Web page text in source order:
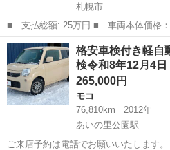
札幌市
■ 支払総額: 25万円 ■ 車両本体価格： 180,000 円 ■ メーカー
名： 日産 ■ 車種名： モコ ■ グ
ＷＤ スマートキー エンジンスター
量： 660c...
北海道 札幌市 モコ
格安車検付き軽
検令和8年12月4
265,000円
モコ
76,810km
2012年
あいの里公園駅
ご来店予約は電話でお願いいたします。